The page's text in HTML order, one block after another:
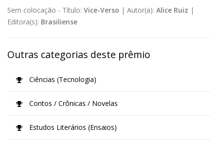
Sem colocação - Título: Vice-Verso | Autor(a): Alice Ruiz |
Editora(s): Brasiliense
Outras categorias deste prêmio
Ciências (Tecnologia)
Contos / Crônicas / Novelas
Estudos Literários (Ensaios)